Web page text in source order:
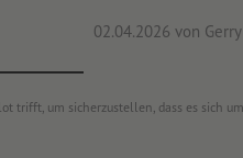
02.04.2026 von
trifft, um sicherzustellen, dass es sich